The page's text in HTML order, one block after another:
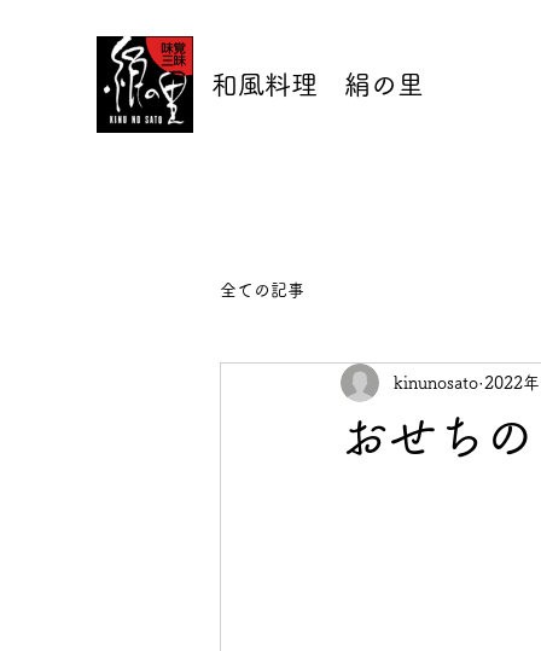
和風料理 絹の里
全ての記事
おせち
kinunosato 2022